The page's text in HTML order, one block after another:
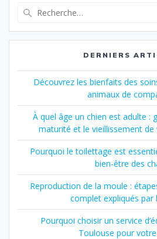
:
DERNIERS
Découvrez les bienfaits des
animaux de
À quel âge un chien est adulte :
maturité et le vieillissement
Pourquoi le toilettage est
bien-être des
Reproduction de la moule :
complet expliqués par
Pourquoi choisir un service
Toulouse pour votre